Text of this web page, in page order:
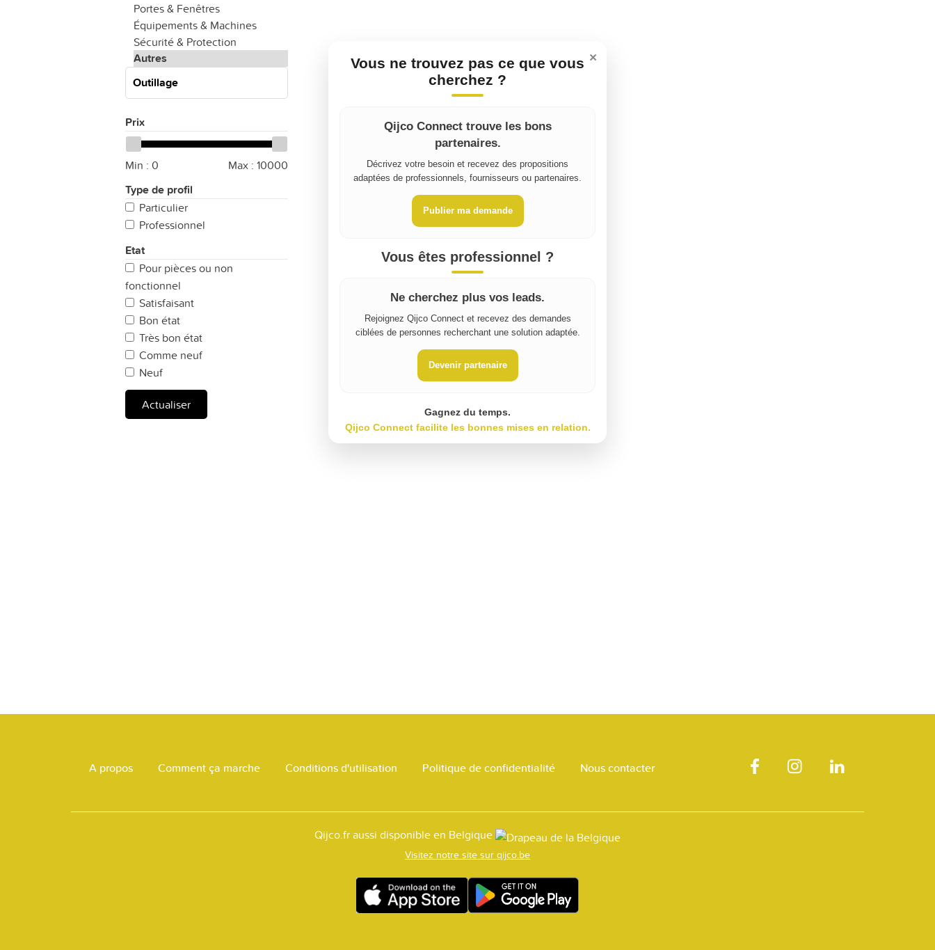
Portes & Fenêtres
Équipements & Machines
Sécurité & Protection
Autres
Outillage
Prix
Min : 0 Max : 10000
Type de profil
Particulier
Professionnel
Etat
Pour pièces ou non
fonctionnel
Satisfaisant
Bon état
Très bon état
Comme neuf
Neuf
Actualiser
A propos Comment ça marche Conditions d'utilisation Politique de confidentialité Nous contacter
Qijco.fr aussi disponible en Belgique
Visitez notre site sur qijco.be
×
Vous ne trouvez pas ce que vous
cherchez ?
Qijco Connect trouve les bons
partenaires.
Décrivez votre besoin et recevez des propositions
adaptées de professionnels, fournisseurs ou partenaires.
Publier ma demande
Vous êtes professionnel ?
Ne cherchez plus vos leads.
Rejoignez Qijco Connect et recevez des demandes
ciblées de personnes recherchant une solution adaptée.
Devenir partenaire
Gagnez du temps.
Qijco Connect facilite les bonnes mises en relation.